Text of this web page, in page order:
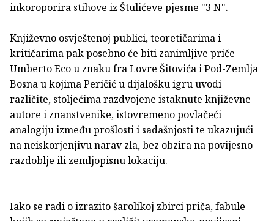
inkoroporira stihove iz Štulićeve pjesme "3 N".
Književno osvještenoj publici, teoretičarima i
kritičarima pak posebno će biti zanimljive priče
Umberto Eco u znaku fra Lovre Šitovića i Pod-Zemlja
Bosna u kojima Peričić u dijalošku igru uvodi
različite, stoljećima razdvojene istaknute književne
autore i znanstvenike, istovremeno povlačeći
analogiju između prošlosti i sadašnjosti te ukazujući
na neiskorjenjivu narav zla, bez obzira na povijesno
razdoblje ili zemljopisnu lokaciju.
Iako se radi o izrazito šarolikoj zbirci priča, fabule